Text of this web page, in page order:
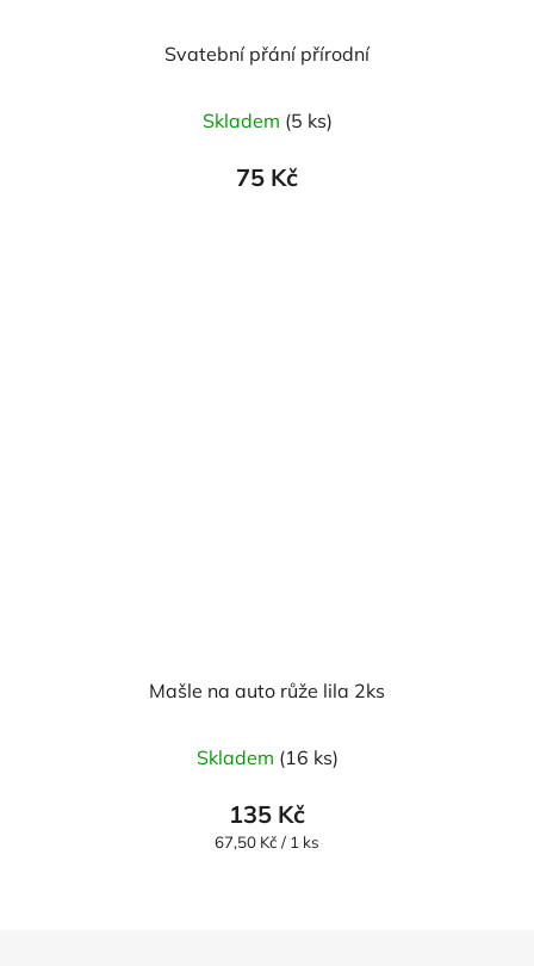
Svatební přání přírodní
Skladem (5 ks)
75 Kč
Mašle na auto růže lila 2ks
Skladem (16 ks)
135 Kč
Měrná
67,50 Kč / 1 ks